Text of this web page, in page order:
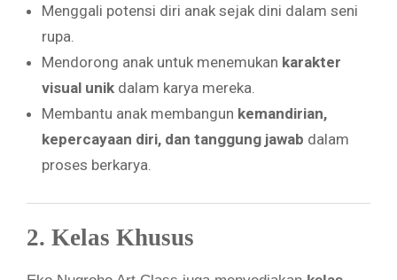
Menggali potensi diri anak sejak dini dalam seni
rupa.
Mendorong anak untuk menemukan karakter
visual unik dalam karya mereka.
Membantu anak membangun kemandirian,
kepercayaan diri, dan tanggung jawab dalam
proses berkarya.
2. Kelas Khusus